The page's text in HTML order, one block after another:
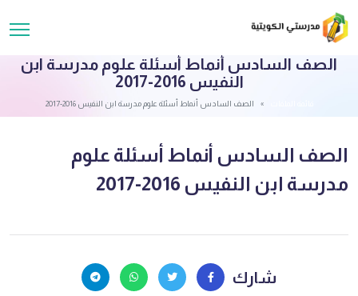
الصف السادس أنماط أسئلة علوم مدرسة ابن
النفيس 2016-2017
الصف السادس أنماط أسئلة علوم مدرسة ابن النفيس 2016-2017
الصف السادس أنماط أسئلة علوم
مدرسة ابن النفيس 2016-2017
شارك